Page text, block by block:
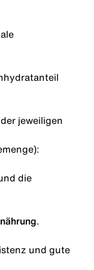
jeweiligen
die
und gute